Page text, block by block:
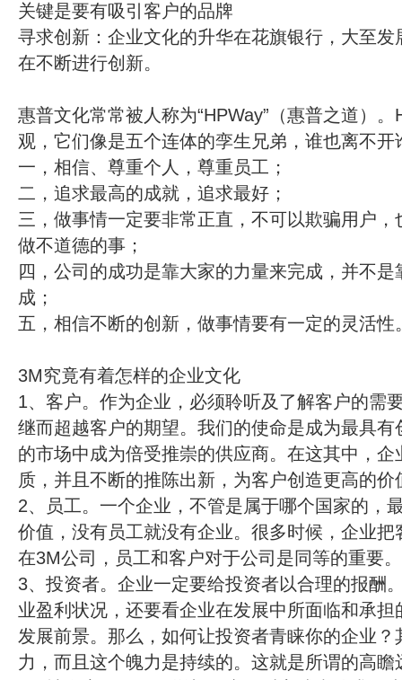
关键是要有吸引客户的品牌
寻求创新：企业文化的升华在花旗银行，大至
在不断进行创新。
惠普文化常常被人称为“HPWay”（惠普之道）
观，它们像是五个连体的孪生兄弟，谁也离不开
一，相信、尊重个人，尊重员工；
二，追求最高的成就，追求最好；
三，做事情一定要非常正直，不可以欺骗用户
做不道德的事；
四，公司的成功是靠大家的力量来完成，并不
成；
五，相信不断的创新，做事情要有一定的灵活性
3M究竟有着怎样的企业文化
1、客户。作为企业，必须聆听及了解客户的需
继而超越客户的期望。我们的使命是成为最具
的市场中成为倍受推崇的供应商。在这其中，
质，并且不断的推陈出新，为客户创造更高的价
2、员工。一个企业，不管是属于哪个国家的，
价值，没有员工就没有企业。很多时候，企业
在3M公司，员工和客户对于公司是同等的重要。
3、投资者。企业一定要给投资者以合理的报酬
业盈利状况，还要看企业在发展中所面临和承
发展前景。那么，如何让投资者青睐你的企业
力，而且这个魄力是持续的。这就是所谓的高瞻